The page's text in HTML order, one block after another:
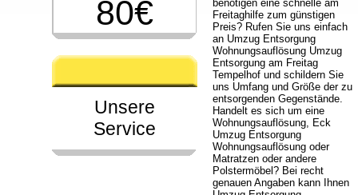
80€
Unsere
Service
benötigen eine schnelle am
Freitaghilfe zum günstigen
Preis? Rufen Sie uns einfach
an Umzug Entsorgung
Wohnungsauflösung Umzug
Entsorgung am Freitag
Tempelhof und schildern Sie
uns Umfang und Größe der zu
entsorgenden Gegenstände.
Handelt es sich um eine
Wohnungsauflösung, Eck
Umzug Entsorgung
Wohnungsauflösung oder
Matratzen oder andere
Polstermöbel? Bei recht
genauen Angaben kann Ihnen